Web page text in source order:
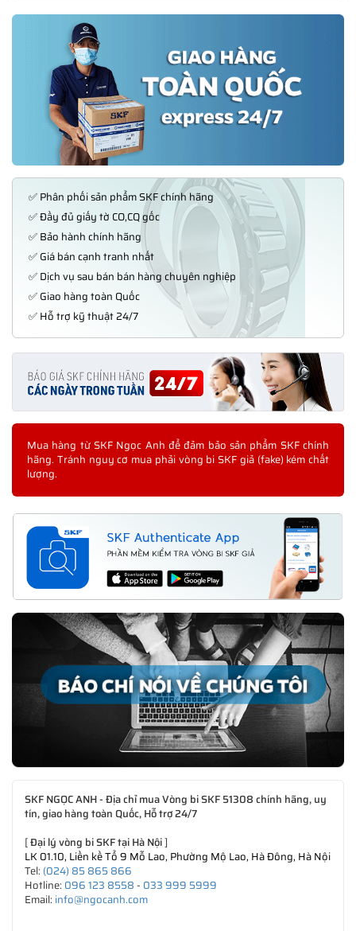
✅ Phân phối sản phẩm SKF chính hãng
✅ Đầy đủ giấy tờ CO,CQ gốc
✅ Bảo hành chính hãng
✅ Giá bán cạnh tranh nhất
✅ Dịch vụ sau bán bán hàng chuyên nghiệp
✅ Giao hàng toàn Quốc
✅ Hỗ trợ kỹ thuật 24/7
Mua hàng từ SKF Ngọc Anh để đảm bảo sản phẩm SKF chính
hãng. Tránh nguy cơ mua phải vòng bi SKF giả (fake) kém chất
lượng.
SKF NGỌC ANH - Địa chỉ mua Vòng bi SKF 51308 chính hãng, uy
tín, giao hàng toàn Quốc, Hỗ trợ 24/7
[Đại lý vòng bi SKF tại Hà Nội]
LK 01.10, Liền kề Tổ 9 Mỗ Lao, Phường Mộ Lao, Hà Đông, Hà Nội
Tel: (024) 85 865 866
Hotline: 096 123 8558- 033 999 5999
Email: info@ngocanh.com